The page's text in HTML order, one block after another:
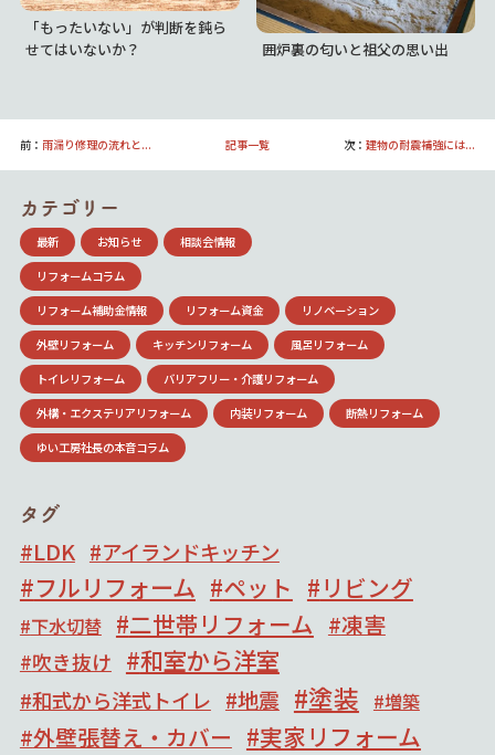
「もったいない」が判断を鈍ら
せてはいないか？
囲炉裏の匂いと祖父の思い出
前： 雨漏り修理の流れと... 記事一覧 次：建物の耐震補強には...
カテゴリー
最新 お知らせ 相談会情報
リフォームコラム
リフォーム補助金情報 リフォーム資金 リノベーション
外壁リフォーム キッチンリフォーム 風呂リフォーム
トイレリフォーム バリアフリー・介護リフォーム
外構・エクステリアリフォーム 内装リフォーム 断熱リフォーム
ゆい工房社長の本音コラム
タグ
LDK アイランドキッチン
フルリフォーム ペット リビング
下水切替 二世帯リフォーム 凍害
吹き抜け 和室から洋室
和式から洋式トイレ 地震 塗装 増築
外壁張替え・カバー 実家リフォーム